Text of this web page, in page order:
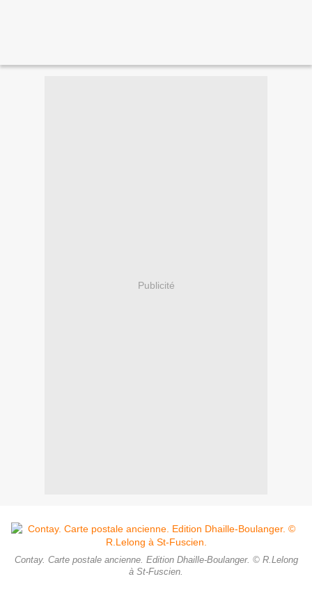
Publicité
Contay. Carte postale ancienne. Edition Dhaille-Boulanger. © R.Lelong
à St-Fuscien.